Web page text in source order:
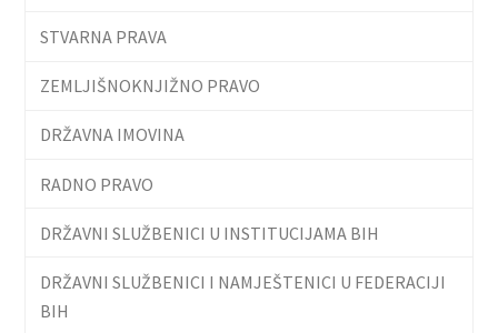
STVARNA PRAVA
ZEMLJIŠNOKNJIŽNO PRAVO
DRŽAVNA IMOVINA
RADNO PRAVO
DRŽAVNI SLUŽBENICI U INSTITUCIJAMA BIH
DRŽAVNI SLUŽBENICI I NAMJEŠTENICI U FEDERACIJI
BIH